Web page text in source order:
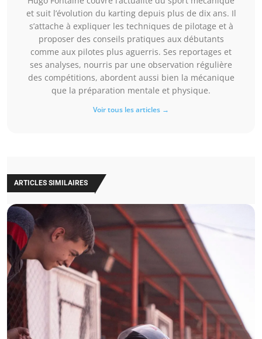
et suit l’évolution du karting depuis plus de dix ans. Il
s’attache à expliquer les techniques de pilotage et à
proposer des conseils pratiques aux débutants
comme aux pilotes plus aguerris. Ses reportages et
ses analyses, nourris par une observation régulière
des compétitions, abordent aussi bien la mécanique
que la préparation mentale et physique.
Voir tous les articles →
ARTICLES SIMILAIRES